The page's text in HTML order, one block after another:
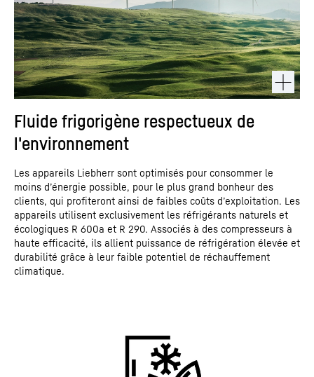
Fluide frigorigène respectueux de
l'environnement
Les appareils Liebherr sont optimisés pour consommer le
moins d’énergie possible, pour le plus grand bonheur des
clients, qui profiteront ainsi de faibles coûts d’exploitation. Les
appareils utilisent exclusivement les réfrigérants naturels et
écologiques R 600a et R 290. Associés à des compresseurs à
haute efficacité, ils allient puissance de réfrigération élevée et
durabilité grâce à leur faible potentiel de réchauffement
climatique.